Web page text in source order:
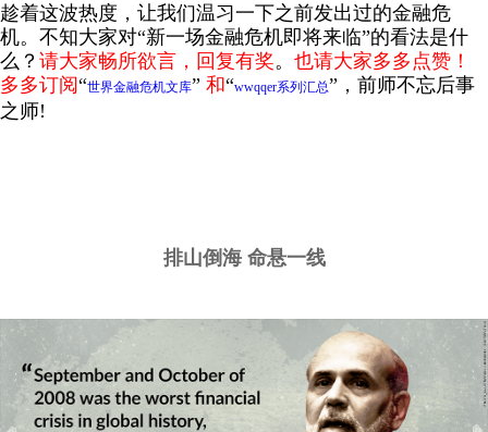
趁着这波热度，让我们温习一下之前发出过的金融危
机。不知大家对“新一场金融危机即将来临”的看法是什
么？ 请大家畅所欲言，回复有奖。 也请大家多多点赞！
多多订阅“世界金融危机文库” 和“wwqqer系列汇总”，前师不忘后事
之师!
排山倒海 命悬一线